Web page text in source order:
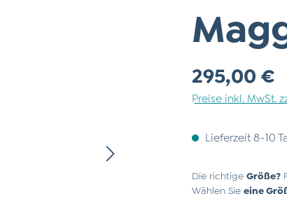
Regulärer Preis:
295,00 €
Preise inkl. MwSt.
Lieferzeit 8-10
Die richtige Größe?
Wählen Sie eine